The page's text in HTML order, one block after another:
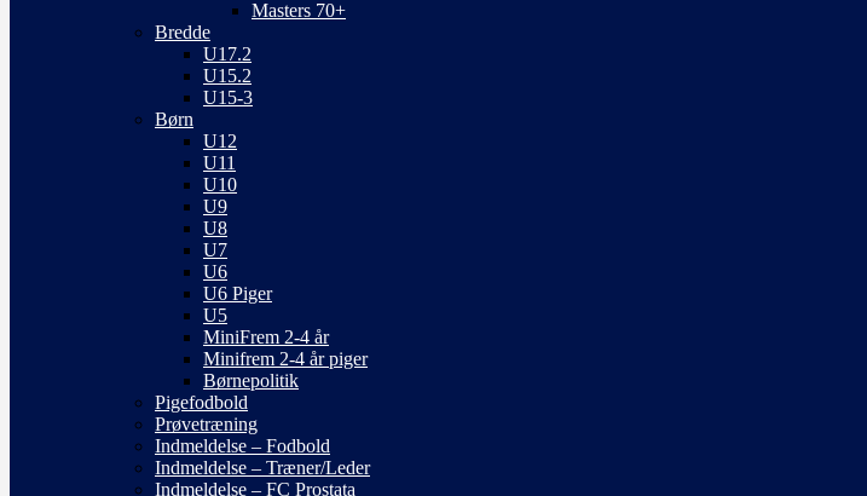
Masters 70+
Bredde
U17.2
U15.2
U15-3
Børn
U12
U11
U10
U9
U8
U7
U6
U6 Piger
U5
MiniFrem 2-4 år
Minifrem 2-4 år piger
Børnepolitik
Pigefodbold
Prøvetræning
Indmeldelse – Fodbold
Indmeldelse – Træner/Leder
Indmeldelse – FC Prostata